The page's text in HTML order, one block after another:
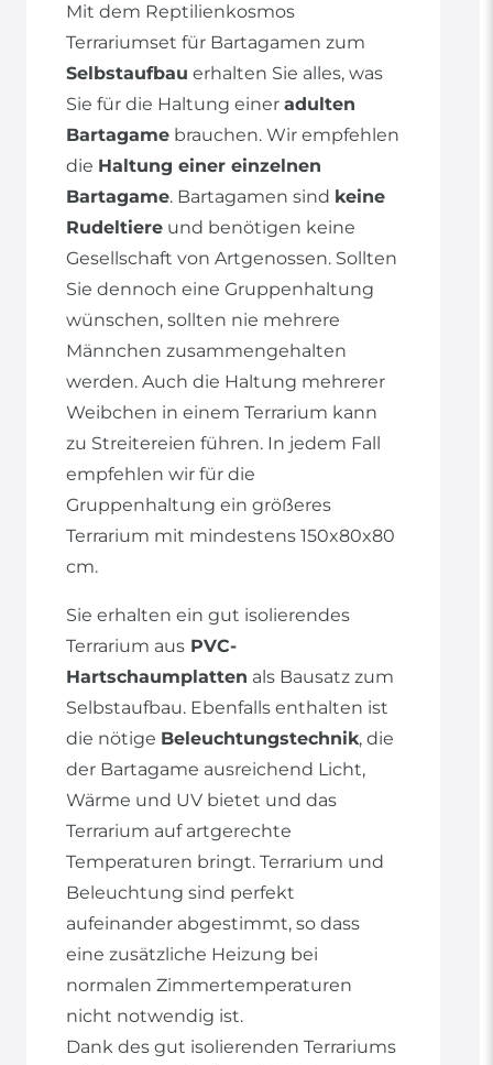
Mit dem Reptilienkosmos
Terrariumset für Bartagamen zum
Selbstaufbau erhalten Sie alles, was
Sie für die Haltung einer adulten
Bartagame brauchen. Wir empfehlen
die Haltung einer einzelnen
Bartagame. Bartagamen sind keine
Rudeltiere und benötigen keine
Gesellschaft von Artgenossen. Sollten
Sie dennoch eine Gruppenhaltung
wünschen, sollten nie mehrere
Männchen zusammengehalten
werden. Auch die Haltung mehrerer
Weibchen in einem Terrarium kann
zu Streitereien führen. In jedem Fall
empfehlen wir für die
Gruppenhaltung ein größeres
Terrarium mit mindestens 150x80x80
cm.
Sie erhalten ein gut isolierendes
Terrarium aus PVC-
Hartschaumplatten als Bausatz zum
Selbstaufbau. Ebenfalls enthalten ist
die nötige Beleuchtungstechnik, die
der Bartagame ausreichend Licht,
Wärme und UV bietet und das
Terrarium auf artgerechte
Temperaturen bringt. Terrarium und
Beleuchtung sind perfekt
aufeinander abgestimmt, so dass
eine zusätzliche Heizung bei
normalen Zimmertemperaturen
nicht notwendig ist.
Dank des gut isolierenden Terrariums